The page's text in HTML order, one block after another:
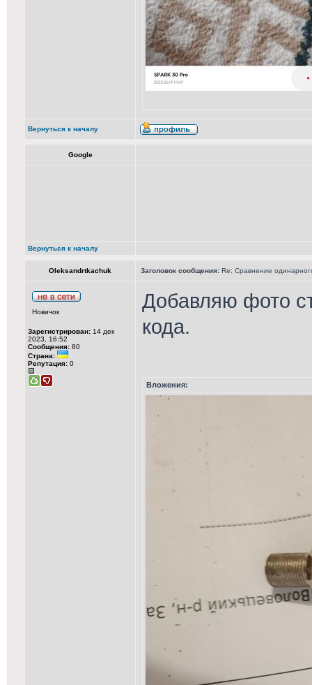
Вернуться к началу
Google
Вернуться к началу
Oleksandrtkachuk Заголовок сообщения: Re: Сравнение
Новичок
Зарегистрирован: 14 дек
2023, 16:52
Сообщения: 80
Страна:
Репутация: 0
Добавляю фото
кода.
Вложения: